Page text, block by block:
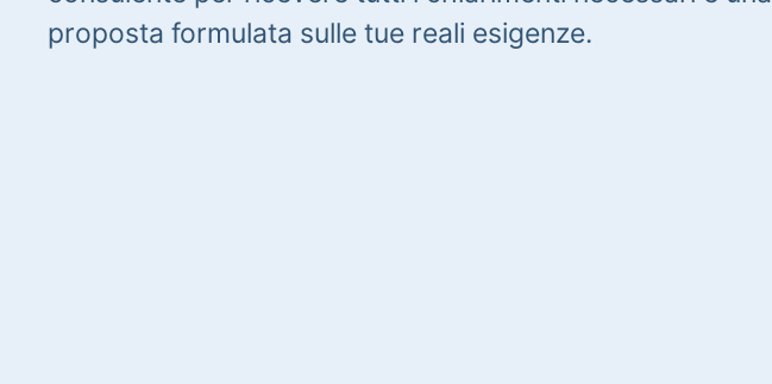
proposta formulata sulle tue reali esigenze.